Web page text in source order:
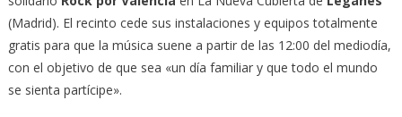
(Madrid). El recinto cede sus instalaciones y equipos totalmente
gratis para que la música suene a partir de las 12:00 del mediodía,
con el objetivo de que sea «un día familiar y que todo el mundo
se sienta partícipe».